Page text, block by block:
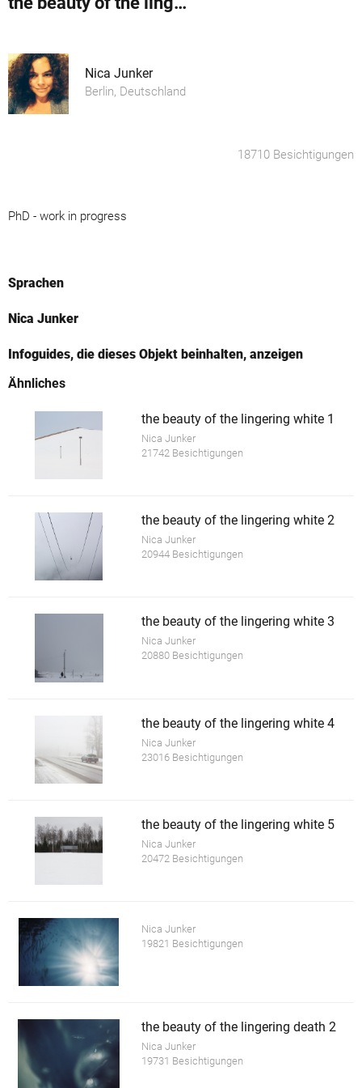
Nica Junker
Berlin, Deutschland
18710 Besichtigungen
PhD - work in progress
Sprachen
Nica Junker
Infoguides, die dieses Objekt beinhalten, anzeigen
Ähnliches
the beauty of the lingering white 1
Nica Junker
21742 Besichtigungen
the beauty of the lingering white 2
Nica Junker
20944 Besichtigungen
the beauty of the lingering white 3
Nica Junker
20880 Besichtigungen
the beauty of the lingering white 4
Nica Junker
23016 Besichtigungen
the beauty of the lingering white 5
Nica Junker
20472 Besichtigungen
Nica Junker
19821 Besichtigungen
the beauty of the lingering death 2
Nica Junker
19731 Besichtigungen